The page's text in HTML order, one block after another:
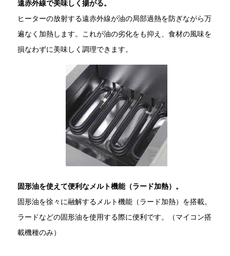
遠赤外線で美味しく揚がる。
ヒーターの放射する遠赤外線が油の局部過熱を防ぎながら万
遍なく加熱します。これが油の劣化をも抑え、食材の風味を
損なわずに美味しく調理できます。
固形油を使えて便利なメルト機能（ラード加熱）。
固形油を徐々に融解するメルト機能（ラード加熱）を搭載。
ラードなどの固形油を使用する際に便利です。（マイコン搭
載機種のみ）